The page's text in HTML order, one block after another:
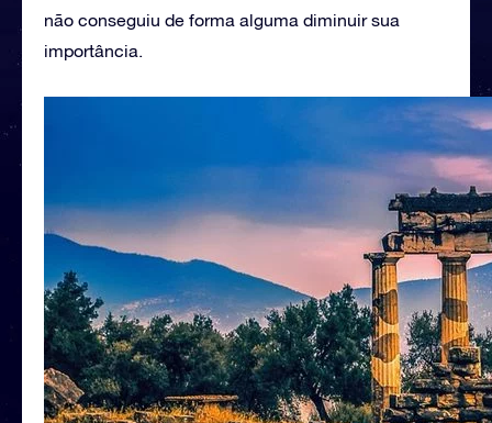
não conseguiu de forma alguma diminuir sua
importância.